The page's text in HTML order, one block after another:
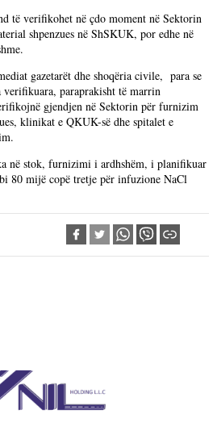
të verifikohet në çdo moment në Sektorin
shpenzues në ShSKUK, por edhe në
gazetarët dhe shoqëria civile, para se
verifikuara, paraprakisht të marrin
gjendjen në Sektorin për furnizim
klinikat e QKUK-së dhe spitalet e
në stok, furnizimi i ardhshëm, i planifikuar
80 mijë copë tretje për infuzione NaCl